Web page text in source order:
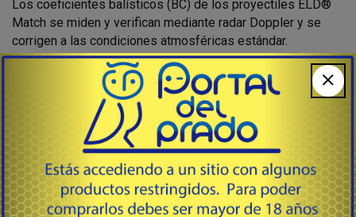
Los coeficientes balísticos (BC) de los proyectiles ELD®
Match se miden y verifican mediante radar Doppler y se
corrigen a las condiciones atmosféricas estándar.
NÚCLEO DE PLOMO ESTAMPADO PARA UNA
UNIFORMIDAD EXCEPCIONAL
Los proyectiles ELD® Match cuentan con un núcleo de
plomo estampado de precisión, que proporciona una
uniformidad constante y contribuye a la aerodinámica y
precisión del proyectil, incluso a largas distancias.